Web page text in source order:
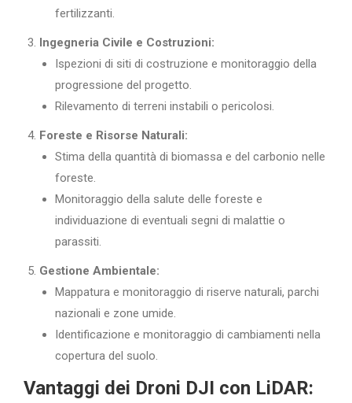
fertilizzanti.
Ingegneria Civile e Costruzioni:
Ispezioni di siti di costruzione e monitoraggio della
progressione del progetto.
Rilevamento di terreni instabili o pericolosi.
Foreste e Risorse Naturali:
Stima della quantità di biomassa e del carbonio nelle
foreste.
Monitoraggio della salute delle foreste e
individuazione di eventuali segni di malattie o
parassiti.
Gestione Ambientale:
Mappatura e monitoraggio di riserve naturali, parchi
nazionali e zone umide.
Identificazione e monitoraggio di cambiamenti nella
copertura del suolo.
Vantaggi dei Droni DJI con LiDAR: